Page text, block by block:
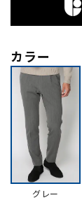
カラー
グレー